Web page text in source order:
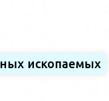
ископаемых